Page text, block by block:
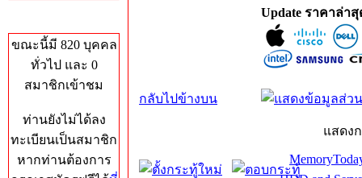
ขณะนี้มี 820 บุคคล
ทั่วไป และ 0
สมาชิกเข้าชม
ท่านยังไม่ได้ลง
ทะเบียนเป็นสมาชิก
หากท่านต้องการ
Update ราคาล่า
กลับไปข้างบน
แสดง